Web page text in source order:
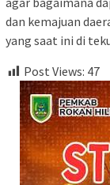
dan kemajuan
yang saat ini di
Post Views: 47